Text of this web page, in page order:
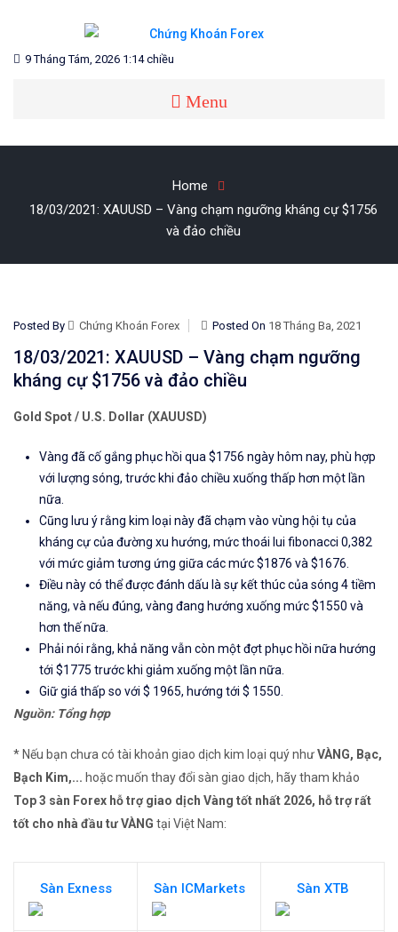
content
CHỨNG KHOÁN FOREX
Blog chia sẻ về Chứng Khoán và Forex
9 Tháng Tám, 2026 1:14 chiều
Menu
Home
18/03/2021: XAUUSD – Vàng chạm ngưỡng kháng cự $1756
và đảo chiều
Posted By Chứng Khoán Forex Posted On 18 Tháng Ba, 2021
18/03/2021: XAUUSD – Vàng chạm ngưỡng
kháng cự $1756 và đảo chiều
Gold Spot / U.S. Dollar (XAUUSD)
Vàng đã cố gắng phục hồi qua $1756 ngày hôm nay, phù hợp
với lượng sóng, trước khi đảo chiều xuống thấp hơn một lần
nữa.
Cũng lưu ý rằng kim loại này đã chạm vào vùng hội tụ của
kháng cự củađường xu hướng, mứcthoái lui fibonacci 0,382
với mức giảm tương ứng giữa các mức $1876 và $1676.
Điều này có thể được đánh dấu là sự kết thúc của sóng 4 tiềm
năng, và nếu đúng, vàng đang hướng xuống mức $1550 và
hơn thế nữa.
Phải nói rằng, khả năng vẫn còn một đợt phục hồi nữa hướng
tới $1775 trước khi giảm xuống một lần nữa.
Giữ giá thấp so với $ 1965, hướng tới $ 1550.
Nguồn: Tổng hợp
* Nếu bạn chưa có tài khoản giao dịch kim loại quý nhưVÀNG, Bạc,
Bạch Kim,... hoặc muốn thay đổi sàn giao dịch, hãy tham khảo
Top 3 sàn Forex hỗ trợ giao dịch Vàng tốt nhất 2026, hỗ trợ rất
tốt cho nhà đầu tư VÀNG tại Việt Nam:
Sàn Exness Sàn ICMarkets Sàn XTB